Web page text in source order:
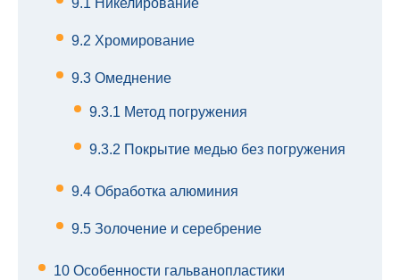
9.1 Никелирование
9.2 Хромирование
9.3 Омеднение
9.3.1 Метод погружения
9.3.2 Покрытие медью без погружения
9.4 Обработка алюминия
9.5 Золочение и серебрение
10 Особенности гальванопластики